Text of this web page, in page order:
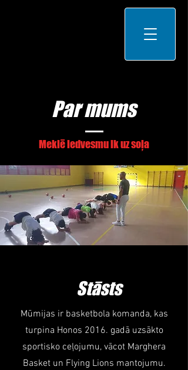
Par mums
Meklē iedvesmu ik uz soļa
Stāsts
Mūmijas ir basketbola komanda, kas
turpina Honos 2016. gadā uzsākto
sportisko ceļojumu, vācot Marghera
Basket un Flying Lions mantojumu.